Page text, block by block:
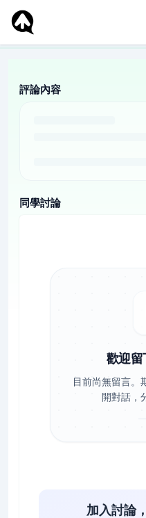
評論內容
同學討論
歡迎
目前尚無留言。
開對話，
加入討論